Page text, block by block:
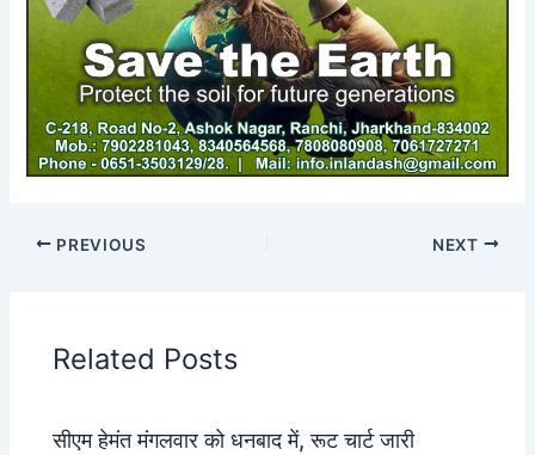
PREVIOUS NEXT
Related Posts
सीएम हेमंत मंगलवार को धनबाद में, रूट चार्ट जारी